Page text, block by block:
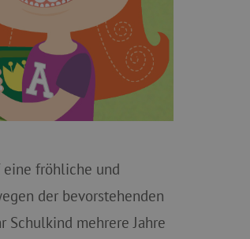
eine fröhliche und
der bevorstehenden
Schulkind mehrere Jahre